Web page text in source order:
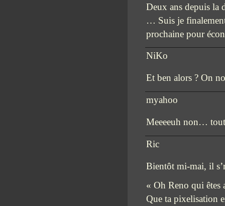
Deux ans depuis la
… Suis je finalement
prochaine pour
NiKo
Et ben alors ? On
myahoo
Meeeeuh non… tout
Ric
Bientôt mi-mai, il
« Oh Reno qui êtes
Que ta pixelisation